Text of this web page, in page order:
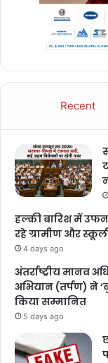
Recent
हल्की बारिश में
रहे ग्रामीण और
4 days ago
अंतर्राष्ट्रीय मानव
अभियान (तर्पण) ने
किया सम्मानित
5 days ago